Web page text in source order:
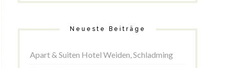
Neueste Beiträge
Apart & Suiten Hotel Weiden, Schladming